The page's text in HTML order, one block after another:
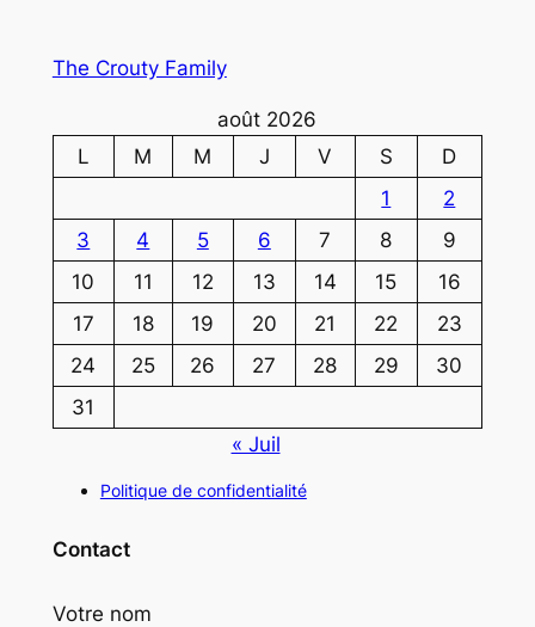
The Crouty Family
août 2026
L
M M J V S
D
1
2
3
4 5 6 7 8
9
10
11 12 13 14 15
16
17
18 19 20 21 22
23
24
25 26 27 28 29
30
31
« Juil
Politique de confidentialité
Contact
Votre nom